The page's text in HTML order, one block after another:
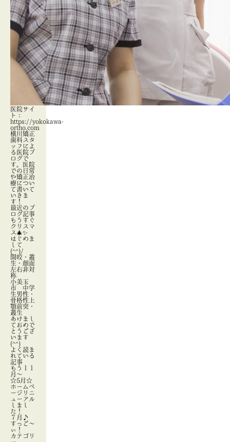
医院サイ
ト：
https://yokokawa-
ortho.com
横川矯正
歯科スタ
ッフによ
る医院ブ
ログで
す。医院
での日常
や矯正治
療につい
て書いて
いきま
す！
最近のブ
ログ記事
もうすぐ
クリスマ
ス🎄✨
はじめま
して
(^^)/
開咬・叢
生・顔面
左右非対
称
小美玉
市 中学
生男性・
骨格性上
顎前突・
叢生
あけまし
ておめで
とうござ
います
(^^)
よく読ま
れている
記事
もう１１
月～
☆5月☆
ホームペ
ージリニ
ューアル
しまし
た！
７月♪
すっご～
ぃ！
カテゴリ